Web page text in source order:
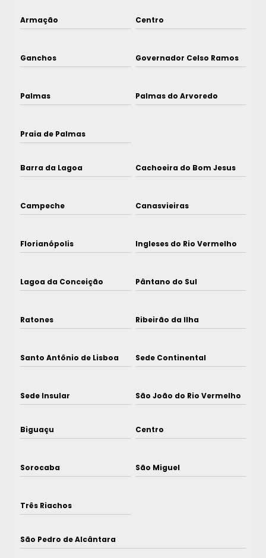
Armação Centro
Ganchos Governador Celso Ramos
Palmas Palmas do Arvoredo
Praia de Palmas
Barra da Lagoa Cachoeira do Bom Jesus
Campeche Canasvieiras
Florianópolis Ingleses do Rio Vermelho
Lagoa da Conceição Pântano do Sul
Ratones Ribeirão da Ilha
Santo Antônio de Lisboa Sede Continental
Sede Insular São João do Rio Vermelho
Biguaçu Centro
Sorocaba São Miguel
Três Riachos
São Pedro de Alcântara